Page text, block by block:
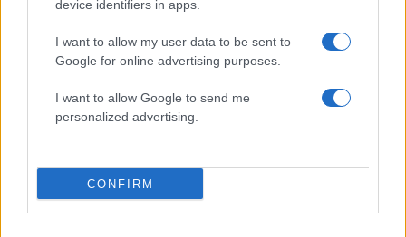
device identifiers in apps.
I want to allow my user data to be sent to
Google for online advertising purposes.
I want to allow Google to send me
personalized advertising.
CONFIRM
Ακολουθήστε το Νewsit.gr στο Google News
ενημερωθείτε πρώτοι για όλη την ειδησεογραφία και τα
τελευταία νέατης ημέρας
Πιο δημοφιλή